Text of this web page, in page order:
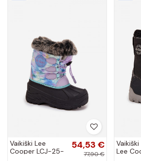
Vaikiški Lee
Cooper LCJ-25-
54,53 €
77,90 €
Lee